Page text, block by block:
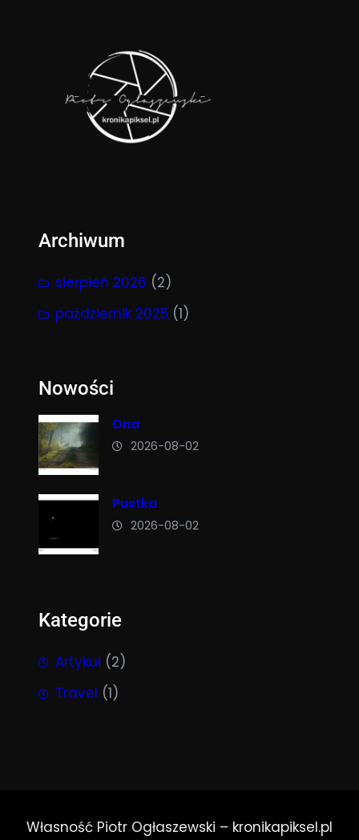
Archiwum
sierpień 2026 (2)
październik 2025 (1)
Nowości
Ona
2026-08-02
Pustka
2026-08-02
Kategorie
Artykuł(2)
Travel (1)
Własność Piotr Ogłaszewski – kronikapiksel.pl